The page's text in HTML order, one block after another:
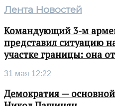
Лента Новостей
Командующий 3-м
представил ситуацию
участке границы: она
31 мая 12:22
Демократия —